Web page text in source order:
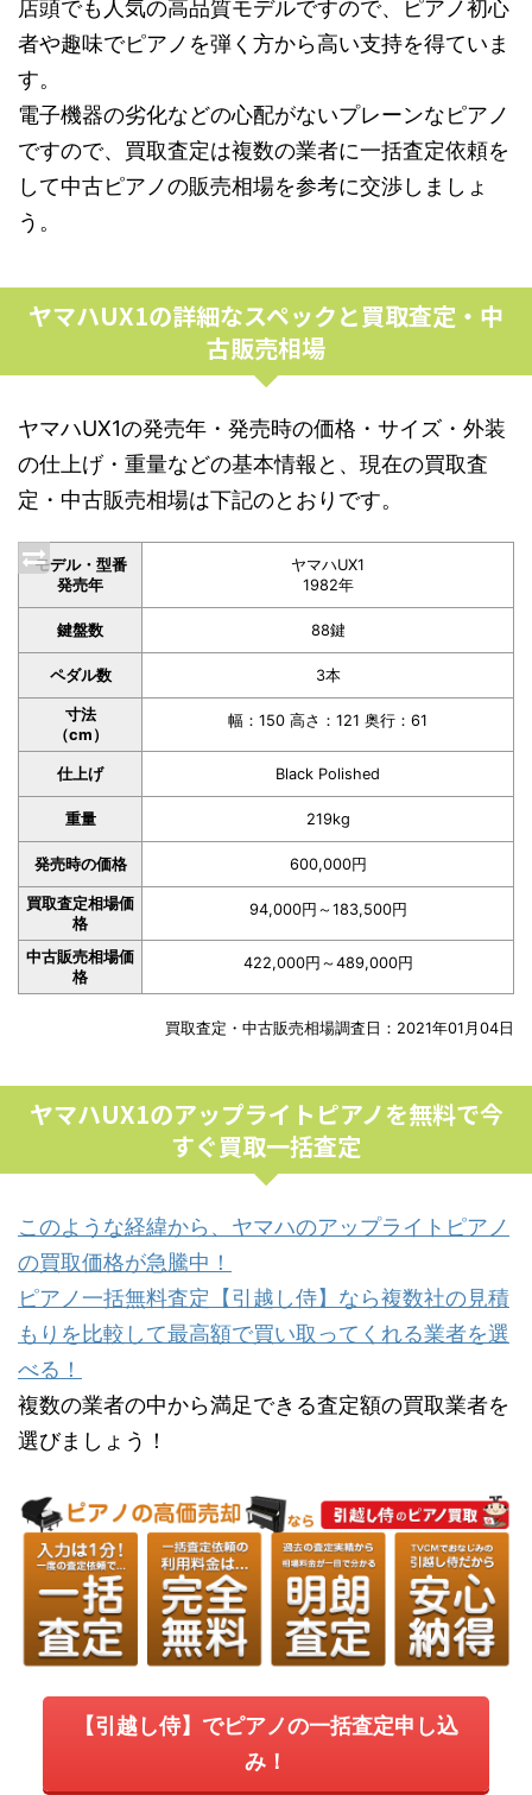
店頭でも人気の高品質モデルですので、ピアノ初心
者や趣味でピアノを弾く方から高い支持を得ていま
す。
電子機器の劣化などの心配がないプレーンなピアノ
ですので、買取査定は複数の業者に一括査定依頼を
して中古ピアノの販売相場を参考に交渉しましょ
う。
ヤマハUX1の詳細なスペックと買取査定・中
古販売相場
ヤマハUX1の発売年・発売時の価格・サイズ・外装
の仕上げ・重量などの基本情報と、現在の買取査
定・中古販売相場は下記のとおりです。
モデル・型番
発売年
ヤマハUX1
1982年
鍵盤数 88鍵
ペダル数 3本
寸法
（cm）
幅：150 高さ：121 奥行：61
仕上げ Black Polished
重量 219kg
発売時の価格 600,000円
買取査定相場価
格
94,000円～183,500円
中古販売相場価
格
422,000円～489,000円
買取査定・中古販売相場調査日：2021年01月04日
ヤマハUX1のアップライトピアノを無料で今
すぐ買取一括査定
このような経緯から、ヤマハのアップライトピアノ
の買取価格が急騰中！
ピアノ一括無料査定【引越し侍】なら複数社の見積
もりを比較して最高額で買い取ってくれる業者を選
べる！
複数の業者の中から満足できる査定額の買取業者を
選びましょう！
【引越し侍】でピアノの一括査定申し込
み！